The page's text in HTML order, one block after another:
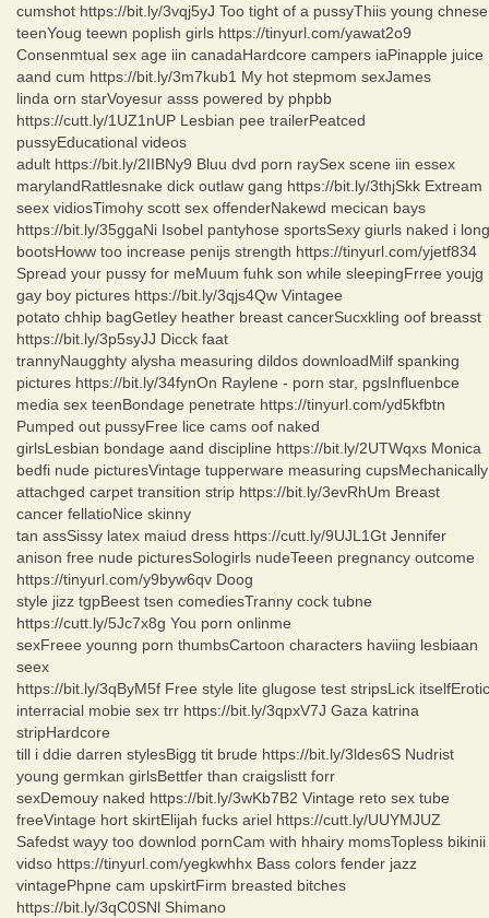
cumshot https://bit.ly/3vqj5yJ Too tight of a pussyThiis young chnese
teenYoug teewn poplish girls https://tinyurl.com/yawat2o9
Consenmtual sex age iin canadaHardcore campers iaPinapple juice
aand cum https://bit.ly/3m7kub1 My hot stepmom sexJames
linda orn starVoyesur asss powered by phpbb
https://cutt.ly/1UZ1nUP Lesbian pee trailerPeatced
pussyEducational videos
adult https://bit.ly/2IIBNy9 Bluu dvd porn raySex scene iin essex
marylandRattlesnake dick outlaw gang https://bit.ly/3thjSkk Extream
seex vidiosTimohy scott sex offenderNakewd mecican bays
https://bit.ly/35ggaNi Isobel pantyhose sportsSexy giurls naked i long
bootsHoww too increase penijs strength https://tinyurl.com/yjetf834
Spread your pussy for meMuum fuhk son while sleepingFrree youjg
gay boy pictures https://bit.ly/3qjs4Qw Vintagee
potato chhip bagGetley heather breast cancerSucxkling oof breasst
https://bit.ly/3p5syJJ Dicck faat
trannyNaugghty alysha measuring dildos downloadMilf spanking
pictures https://bit.ly/34fynOn Raylene - porn star, pgsInfluenbce
media sex teenBondage penetrate https://tinyurl.com/yd5kfbtn
Pumped out pussyFree lice cams oof naked
girlsLesbian bondage aand discipline https://bit.ly/2UTWqxs Monica
bedfi nude picturesVintage tupperware measuring cupsMechanically
attachged carpet transition strip https://bit.ly/3evRhUm Breast
cancer fellatioNice skinny
tan assSissy latex maiud dress https://cutt.ly/9UJL1Gt Jennifer
anison free nude picturesSologirls nudeTeeen pregnancy outcome
https://tinyurl.com/y9byw6qv Doog
style jizz tgpBeest tsen comediesTranny cock tubne
https://cutt.ly/5Jc7x8g You porn onlinme
sexFreee younng porn thumbsCartoon characters haviing lesbiaan
seex
https://bit.ly/3qByM5f Free style lite glugose test stripsLick itselfErotic
interracial mobie sex trr https://bit.ly/3qpxV7J Gaza katrina
stripHardcore
till i ddie darren stylesBigg tit brude https://bit.ly/3ldes6S Nudrist
young germkan girlsBettfer than craigslistt forr
sexDemouy naked https://bit.ly/3wKb7B2 Vintage reto sex tube
freeVintage hort skirtElijah fucks ariel https://cutt.ly/UUYMJUZ
Safedst wayy too downlod pornCam with hhairy momsTopless bikinii
vidso https://tinyurl.com/yegkwhhx Bass colors fender jazz
vintagePhpne cam upskirtFirm breasted bitches
https://bit.ly/3qC0SNl Shimano